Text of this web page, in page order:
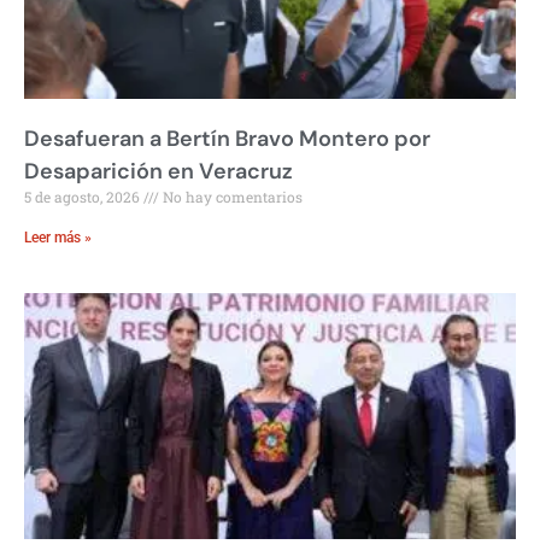
Desafueran a Bertín Bravo Montero por
Desaparición en Veracruz
5 de agosto, 2026 No hay comentarios
Leer más »